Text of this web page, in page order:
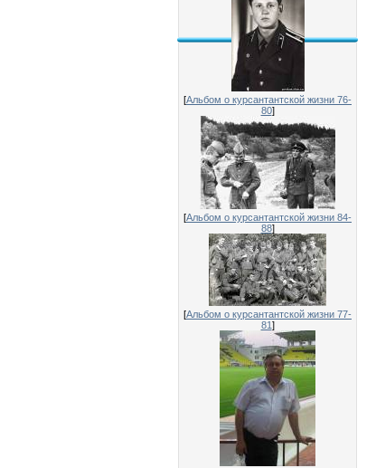
[Альбом о курсантантской жизни 76-
80]
[Альбом о курсантантской жизни 84-
88]
[Альбом о курсантантской жизни 77-
81]